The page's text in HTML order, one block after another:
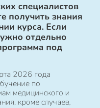
специалистов
получить знания
курса. Если
отдельно
под
2026 года
по
медицинского и
кроме случаев,